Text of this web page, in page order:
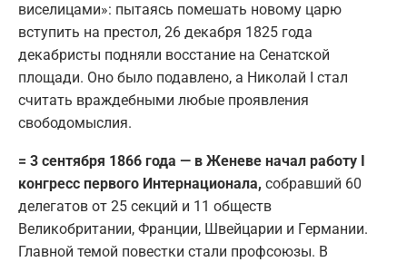
виселицами»: пытаясь помешать новому царю
вступить на престол, 26 декабря 1825 года
декабристы подняли восстание на Сенатской
площади. Оно было подавлено, а Николай I стал
считать враждебными любые проявления
свободомыслия.
= 3 сентября 1866 года — в Женеве начал работу I
конгресс первого Интернационала, собравший 60
делегатов от 25 секций и 11 обществ
Великобритании, Франции, Швейцарии и Германии.
Главной темой повестки стали профсоюзы. В